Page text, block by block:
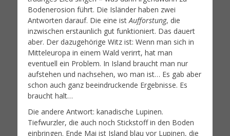
Bodenerosion führt. Die Isländer haben zwei
Antworten darauf. Die eine istAufforstung, die
inzwischen erstaunlich gut funktioniert. Das dauert
aber. Der dazugehörige Witz ist: Wenn man sich in
Mitteleuropa in einem Wald verirrt, hat man
eventuell ein Problem. In Island braucht man nur
aufstehen und nachsehen, wo man ist… Es gab aber
schon auch ganz beeindruckende Ergebnisse. Es
braucht halt…
Die andere Antwort: kanadische Lupinen.
Tiefwurzler, die auch noch Stickstoff in den Boden
einbringen. Ende Mai ist Island blau vor Lupinen, die